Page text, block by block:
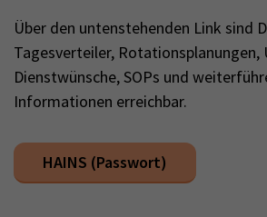
Über den untenstehenden Link sind
Tagesverteiler, Rotationsplanungen,
Dienstwünsche, SOPs und
Informationen erreichbar.
HAINS (Passwort)